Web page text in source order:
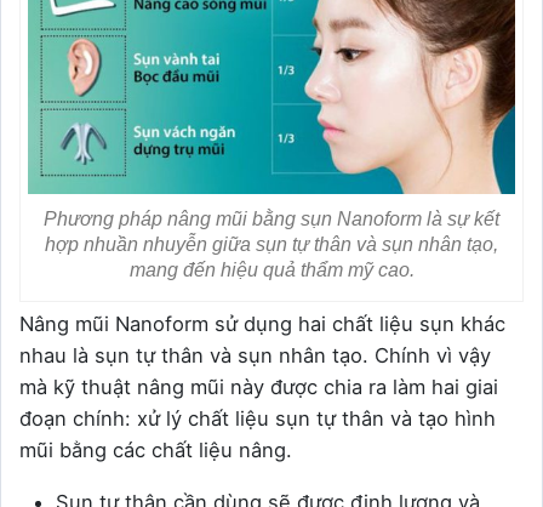
Phương pháp nâng mũi bằng sụn Nanoform là sự kết
hợp nhuần nhuyễn giữa sụn tự thân và sụn nhân tạo,
mang đến hiệu quả thẩm mỹ cao.
Nâng mũi Nanoform sử dụng hai chất liệu sụn khác
nhau là sụn tự thân và sụn nhân tạo. Chính vì vậy
mà kỹ thuật nâng mũi này được chia ra làm hai giai
đoạn chính: xử lý chất liệu sụn tự thân và tạo hình
mũi bằng các chất liệu nâng.